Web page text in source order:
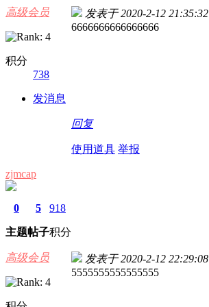
高级会员
积分
738
发消息
发表于 2020-2-12 21:35:32
6666666666666666
回复
使用道具 举报
zjmcap
0
主题
5
帖子
918
积分
高级会员 发表于 2020-2-12 22:29:08
5555555555555555